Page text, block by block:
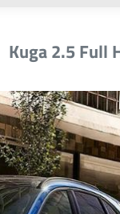
Kuga 2.5 Full